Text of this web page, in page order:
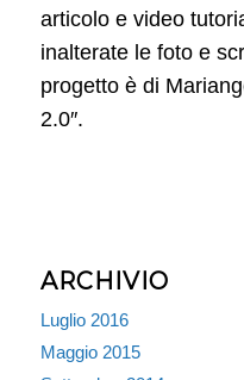
articolo e video
inalterate le foto e
progetto è di
2.0″.
ARCHIVIO
Luglio 2016
Maggio 2015